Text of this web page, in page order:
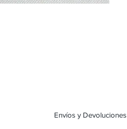
Envíos y Devoluciones